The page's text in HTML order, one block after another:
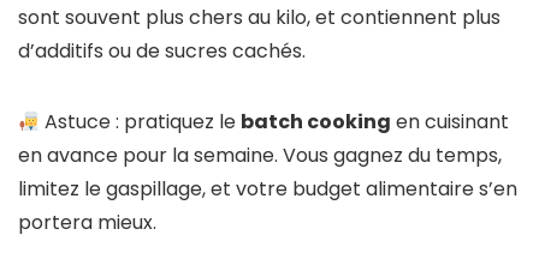
sont souvent plus chers au kilo, et contiennent plus
d’additifs ou de sucres cachés.
Astuce : pratiquez le batch cooking en cuisinant
en avance pour la semaine. Vous gagnez du temps,
limitez le gaspillage, et votre budget alimentaire s’en
portera mieux.